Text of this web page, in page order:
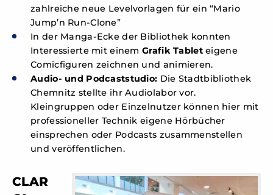
zahlreiche neue Levelvorlagen für ein “Mario
Jump’n Run-Clone”
In der Manga-Ecke der Bibliothek konnten
Interessierte mit einemGrafik Tableteigene
Comicfiguren zeichnen und animieren.
Audio- und Podcaststudio: Die Stadtbibliothek
Chemnitz stellte ihr Audiolabor vor.
Kleingruppen oder Einzelnutzer können hier mit
professioneller Technik eigene Hörbücher
einsprechen oder Podcasts zusammenstellen
und veröffentlichen.
CLAR